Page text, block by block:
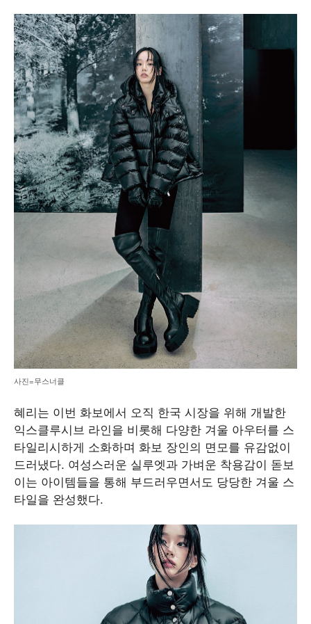
사진=무스너클
혜리는 이번 화보에서 오직 한국 시장을 위해 개발한
익스클루시브 라인을 비롯해 다양한 겨울 아우터를 스
타일리시하게 소화하며 화보 장인의 면모를 유감없이
드러냈다. 여성스러운 실루엣과 가벼운 착용감이 돋보
이는 아이템들을 통해 부드러우면서도 당당한 겨울 스
타일을 완성했다.